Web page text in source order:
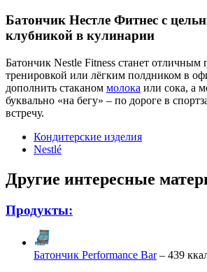
Батончик Нестле Фитнес с
клубникой в кулинарии
Батончик Nestle Fitness станет отличным
тренировкой или лёгким полдником в
дополнить стаканом молока или сока, а
буквально «на бегу» – по дороге в
встречу.
Кондитерские изделия
Nestlé
Другие интересные
Продукты:
Батончик Performance Bar– 439